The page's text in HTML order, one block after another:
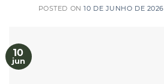
POSTED ON10 DE JUNHO DE 2026
10
jun